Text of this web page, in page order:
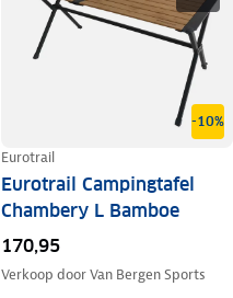
-10%
Eurotrail
Eurotrail Campingtafel
Chambery L Bamboe
170,95
Verkoop doorVan Bergen Sports